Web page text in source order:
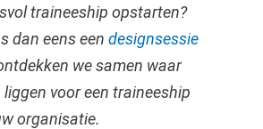
traineeship opstarten?
dan eens een designsessie
we samen waar
voor een traineeship
organisatie.